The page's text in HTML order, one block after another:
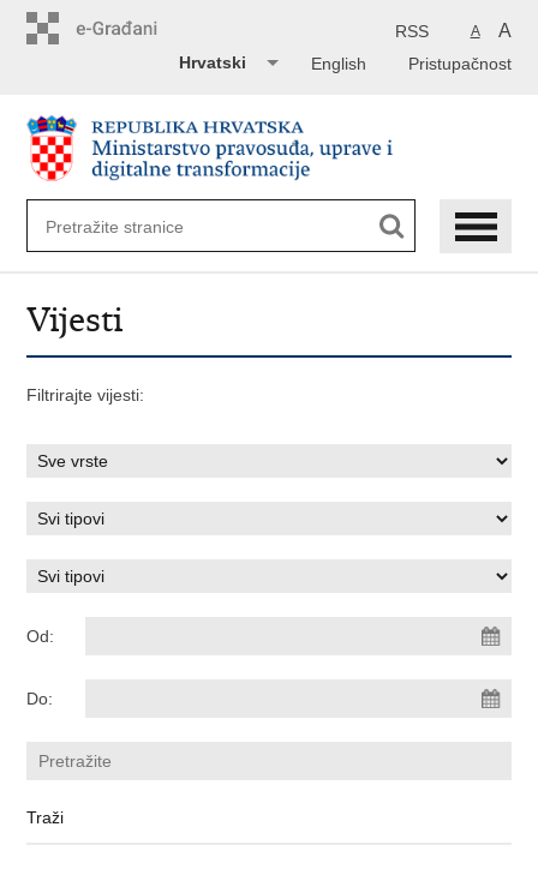
A A
RSS
Pristupačnost
English
Hrvatski
Vijesti
Filtrirajte vijesti:
Od:
Do: